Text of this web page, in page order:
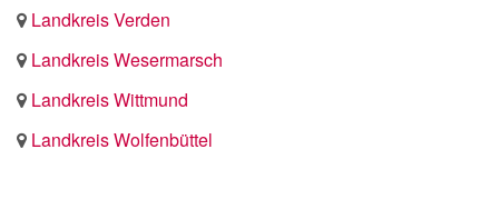
Landkreis Verden
Landkreis Wesermarsch
Landkreis Wittmund
Landkreis Wolfenbüttel